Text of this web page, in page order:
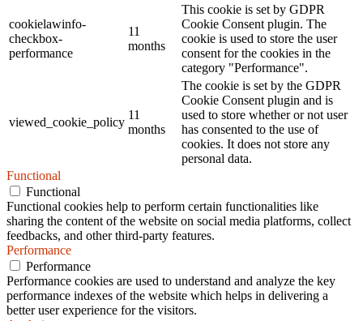
cookielawinfo-
checkbox-
performance
11
months
This cookie is set by GDPR
Cookie Consent plugin. The
cookie is used to store the user
consent for the cookies in the
category "Performance".
viewed_cookie_policy
11
months
The cookie is set by the GDPR
Cookie Consent plugin and is
used to store whether or not user
has consented to the use of
cookies. It does not store any
personal data.
Functional
Functional
Functional cookies help to perform certain functionalities like
sharing the content of the website on social media platforms, collect
feedbacks, and other third-party features.
Performance
Performance
Performance cookies are used to understand and analyze the key
performance indexes of the website which helps in delivering a
better user experience for the visitors.